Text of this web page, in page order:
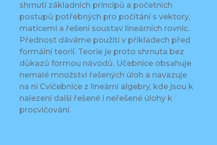
shrnutí základních principů a početních
postupů potřebných pro počítání s vektory,
maticemi a řešení soustav lineárních rovnic.
Přednost dáváme použití v příkladech před
formální teorií. Teorie je proto shrnuta bez
důkazů formou návodů. Učebnice obsahuje
nemalé množství řešených úloh a navazuje
na ni Cvičebnice z lineární algebry, kde jsou k
nalezení další řešené i neřešené úlohy k
procvičování.